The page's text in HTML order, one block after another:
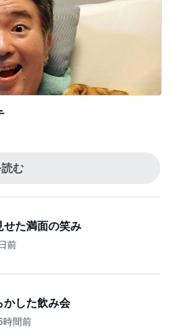
む
せた満面の笑み
前
かした飲み会
時間前